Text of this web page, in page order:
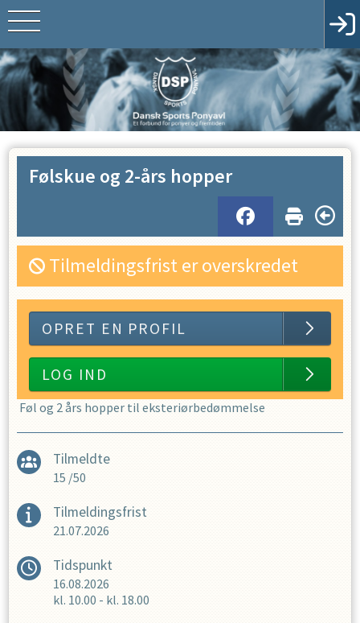
Følskue og 2-års hopper
Tilmeldingsfrist er overskredet
OPRET EN PROFIL
LOG IND
Føl og 2 års hopper til eksteriørbedømmelse
Tilmeldte
15 /50
Tilmeldingsfrist
21.07.2026
Tidspunkt
16.08.2026
kl. 10.00 - kl. 18.00